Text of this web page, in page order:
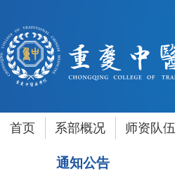
首页 系部概况 师资队伍
通知公告